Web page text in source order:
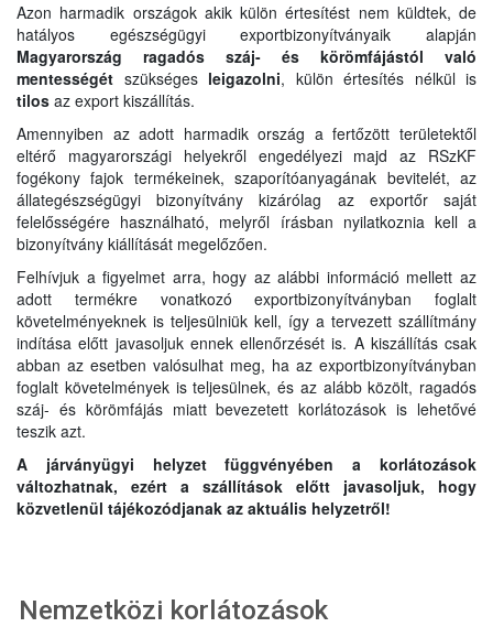
Azon harmadik országok akik külön értesítést nem küldtek, de
hatályos egészségügyi exportbizonyítványaik alapján
Magyarország ragadós száj- és körömfájástól való
mentességét szükségesleigazolni, külön értesítés nélkül is
tilos az export kiszállítás.
Amennyiben az adott harmadik ország a fertőzött területektől
eltérő magyarországi helyekről engedélyezi majd az RSzKF
fogékony fajok termékeinek, szaporítóanyagának bevitelét, az
állategészségügyi bizonyítvány kizárólag az exportőr saját
felelősségére használható, melyről írásban nyilatkoznia kell a
bizonyítvány kiállítását megelőzően.
Felhívjuk a figyelmet arra, hogy az alábbi információ mellett az
adott termékre vonatkozó exportbizonyítványban foglalt
követelményeknek is teljesülniük kell, így a tervezett szállítmány
indítása előtt javasoljuk ennek ellenőrzését is. A kiszállítás csak
abban az esetben valósulhat meg, ha az exportbizonyítványban
foglalt követelmények is teljesülnek, és az alább közölt, ragadós
száj- és körömfájás miatt bevezetett korlátozások is lehetővé
teszik azt.
A járványügyi helyzet függvényében a korlátozások
változhatnak, ezért a szállítások előtt javasoljuk, hogy
közvetlenül tájékozódjanak az aktuális helyzetről!
Nemzetközi korlátozások